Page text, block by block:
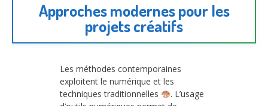
Approches modernes pour les
projets créatifs
Les méthodes contemporaines
exploitent le numérique et les
techniques traditionnelles
. L’usage